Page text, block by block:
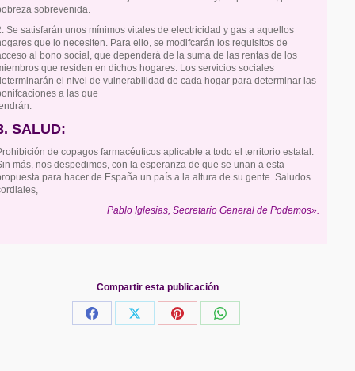
sobrevenida.
Se satisfarán unos mínimos vitales de electricidad y gas a aquellos
que lo necesiten. Para ello, se modifcarán los requisitos de
al bono social, que dependerá de la suma de las rentas de los
que residen en dichos hogares. Los servicios sociales
el nivel de vulnerabilidad de cada hogar para determinar las
a las que
SALUD:
de copagos farmacéuticos aplicable a todo el territorio estatal.
más, nos despedimos, con la esperanza de que se unan a esta
para hacer de España un país a la altura de su gente. Saludos
Pablo Iglesias, Secretario General de Podemos».
Compartir esta publicación
Share
Share
Share
Share